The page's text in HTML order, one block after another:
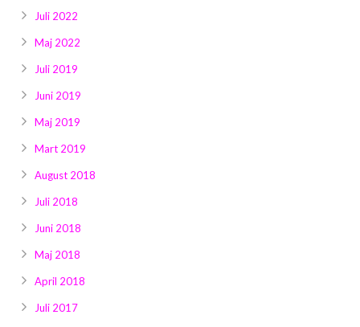
Juli 2022
Maj 2022
Juli 2019
Juni 2019
Maj 2019
Mart 2019
August 2018
Juli 2018
Juni 2018
Maj 2018
April 2018
Juli 2017